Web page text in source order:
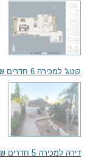
קוטג' למכירה 6 חדרים 5,500,000₪
דירה למכירה 5 חדרים 3,650,000₪